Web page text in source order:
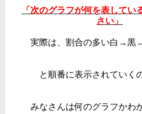
「次のグラフが何を表してい
さい」
実際は、割合の多い白→黒
と順番に表示されていく
みなさんは何のグラフかわ